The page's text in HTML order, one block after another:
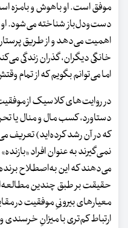
موفق است. او باهوش و بامزه
دست‌ودل‌باز شناخته می‌شود. او
اهمیت می‌دهد و از طریق
خانگی دیگران، گذران زندگی
اما می‌توانم بگویم که از
در روایت‌های کلاسیک از
دستاورد، کسب مال و منال یا
که در آن رشد کرده‌اید) تعریف
نمی‌گیرند به عنوان افراد
می‌دهند که این به‌اصطلاح
حقیقت بر طبق چندین
معیارهای بیرونیِ موفقیت در
ارتباط کم‌تری با میزانِ خرسندی